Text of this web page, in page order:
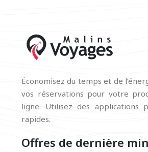
Économisez du temps et de
vos réservations pour votre
ligne. Utilisez des applications
rapides.
Offres de dernière